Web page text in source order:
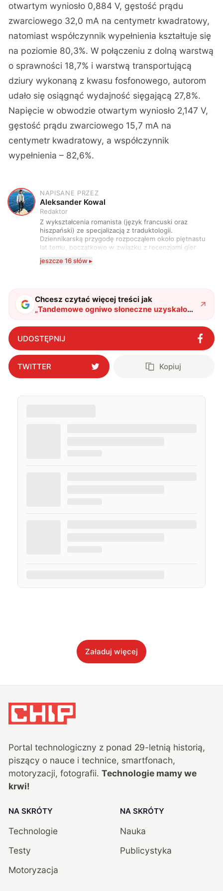
otwartym wyniosło 0,884 V, gęstość prądu
zwarciowego 32,0 mA na centymetr kwadratowy,
natomiast współczynnik wypełnienia kształtuje się
na poziomie 80,3%. W połączeniu z dolną warstwą
o sprawności 18,7% i warstwą transportującą
dziury wykonaną z kwasu fosfonowego, autorom
udało się osiągnąć wydajność sięgającą 27,8%.
Napięcie w obwodzie otwartym wyniosło 2,147 V,
gęstość prądu zwarciowego 15,7 mA na
centymetr kwadratowy, a współczynnik
wypełnienia – 82,6%.
A
NAPISANE PRZEZ
Aleksander Kowal
Redaktor
Z wykształcenia romanista (język francuski oraz
hiszpański) ze specjalizacją z traduktologii.
Dziennikarską przygodę rozpocząłem około piętnastu
lat temu, początkowo w związku z recenzjami gier
komputerowych i filmów. Obecnie publikuję
zdecydowanie częściej na tematy związane z nauką
także uprawiać oraz oglądać sport.
jeszcze 16 słów ▸
Chcesz czytać więcej treści jak
„Tandemowe ogniwo słoneczne uzyskało
wysoką wydajność. To realna konkurencja
dla krzemu"?
UDOSTĘPNIJ
TWITTER Kopiuj
Załaduj więcej
Portal technologiczny z ponad 29-letnią historią,
piszący o nauce i technice, smartfonach,
motoryzacji, fotografii. Technologie mamy we
krwi!
NA SKRÓTY
Technologie
Testy
Motoryzacja
NA SKRÓTY
Nauka
Publicystyka